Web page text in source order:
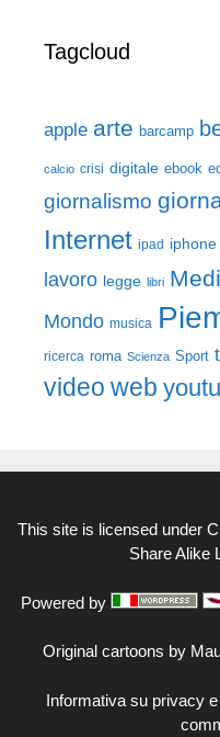
Tagcloud
apple arte barcamp
calcio crisi digitale ebook
giornalismo
Internet ipad iphone
lavoro legge libri
Mondo musica
ricerca roma Scienza Sport
video web
This site is licensed under
Share Alike
Powered by
Original cartoons by
Informativa su privacy